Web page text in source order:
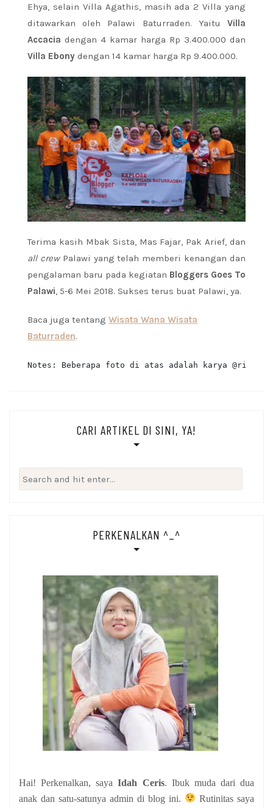
Ehya, selain Villa Agathis, masih ada 2 Villa yang
ditawarkan oleh Palawi Baturraden. Yaitu Villa
Accacia dengan 4 kamar harga Rp 3.400.000 dan
Villa Ebony dengan 14 kamar harga Rp 9.400.000.
Terima kasih Mbak Sista, Mas Fajar, Pak Arief, dan
all crew Palawi yang telah memberi kenangan dan
pengalaman baru pada kegiatan Bloggers Goes To
Palawi, 5-6 Mei 2018. Sukses terus buat Palawi, ya.
Baca juga tentang Wisata Wana Wisata
Baturraden.
CARI ARTIKEL DI SINI, YA!
Search
for:
PERKENALKAN ^_^
Hai! Perkenalkan, sayaIdah Ceris. Ibuk muda dari dua
anak dan satu-satunya admin di blog ini.
Rutinitas saya